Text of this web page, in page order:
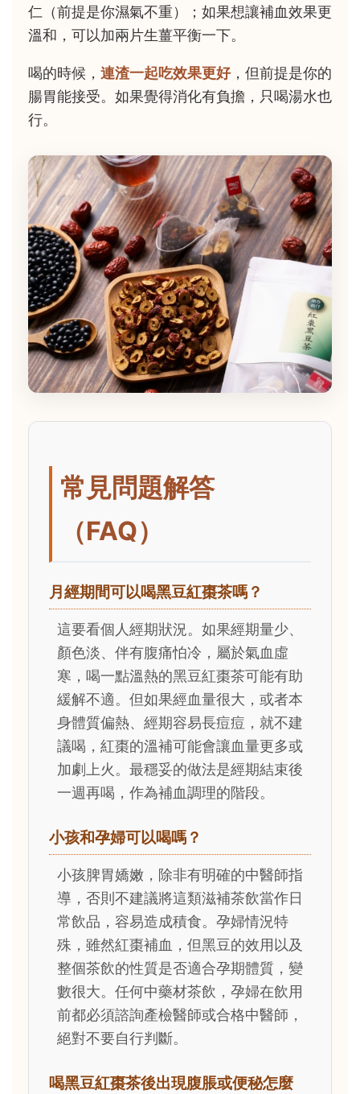
仁（前提是你濕氣不重）；如果想讓補血效果更
溫和，可以加兩片生薑平衡一下。
喝的時候， 連渣一起吃效果更好，但前提是你的
腸胃能接受。如果覺得消化有負擔，只喝湯水也
行。
常見問題解答
（FAQ）
月經期間可以喝黑豆紅棗茶嗎？
這要看個人經期狀況。如果經期量少、
顏色淡、伴有腹痛怕冷，屬於氣血虛
寒，喝一點溫熱的黑豆紅棗茶可能有助
緩解不適。但如果經血量很大，或者本
身體質偏熱、經期容易長痘痘，就不建
議喝，紅棗的溫補可能會讓血量更多或
加劇上火。最穩妥的做法是經期結束後
一週再喝，作為補血調理的階段。
小孩和孕婦可以喝嗎？
小孩脾胃嬌嫩，除非有明確的中醫師指
導，否則不建議將這類滋補茶飲當作日
常飲品，容易造成積食。孕婦情況特
殊，雖然紅棗補血，但黑豆的效用以及
整個茶飲的性質是否適合孕期體質，變
數很大。任何中藥材茶飲，孕婦在飲用
前都必須諮詢產檢醫師或合格中醫師，
絕對不要自行判斷。
喝黑豆紅棗茶後出現腹脹或便秘怎麼